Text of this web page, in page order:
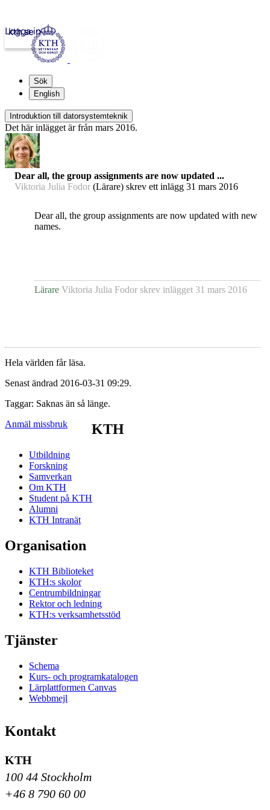
kth.se
Logga in
Sök
English
Introduktion till datorsystemteknik
Det här inlägget är från mars 2016.
Dear all, the group assignments are now updated ...
Viktoria Julia Fodor (Lärare) skrev ett inlägg 31 mars 2016
Dear all, the group assignments are now updated with new
names.
Lärare Viktoria Julia Fodor skrev inlägget 31 mars 2016
Hela världen får läsa.
Senast ändrad 2016-03-31 09:29.
Taggar: Saknas än så länge.
Anmäl missbruk
KTH
Utbildning
Forskning
Samverkan
Om KTH
Student på KTH
Alumni
KTH Intranät
Organisation
KTH Biblioteket
KTH:s skolor
Centrumbildningar
Rektor och ledning
KTH:s verksamhetsstöd
Tjänster
Schema
Kurs- och programkatalogen
Lärplattformen Canvas
Webbmejl
Kontakt
KTH
100 44 Stockholm
+46 8 790 60 00